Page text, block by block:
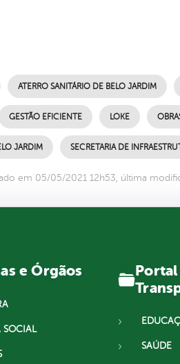
ATERRO SANITÁRIO DE BELO JARDIM
GESTÃO EFICIENTE LOKE
JARDIM SECRETARIA DE
em 05/05/2021 12h53, última
e Órgãos
SOCIAL
Portal
SAÚDE